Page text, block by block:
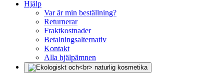
Hjälp
Var är min beställning?
Returnerar
Fraktkostnader
Betalningsalternativ
Kontakt
Alla hjälpämnen